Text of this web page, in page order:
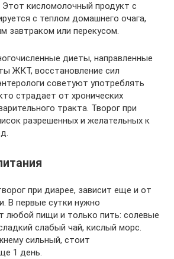
кисломолочный продукт с
с теплом домашнего очага,
завтраком или перекусом.
диеты, направленные
ЖКТ, восстановление сил
советуют употреблять
страдает от хронических
тракта. Творог при
разрешенных и желательных к
при диарее, зависит еще и от
В первые сутки нужно
любой пищи и только пить: солевые
слабый чай, кислый морс.
сильный, стоит
1 день.